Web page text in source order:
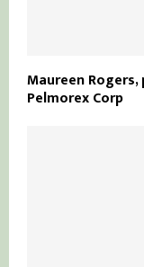
Maureen
Pelmorex Corp